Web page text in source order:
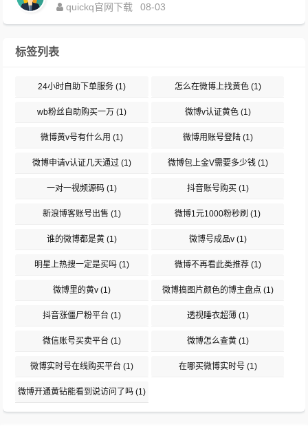
quickq官网下载
08-03
标签列表
24小时自助下单服务 (1) 怎么在微博上找黄色(1)
wb粉丝自助购买一万 (1) 微博v认证黄色(1)
微博黄v号有什么用 (1) 微博用账号登陆(1)
微博申请v认证几天通过 (1) 微博包上金V需要多少钱(1)
一对一视频源码 (1) 抖音账号购买(1)
新浪博客账号出售 (1) 微博1元1000粉秒刷 (1)
谁的微博都是黄 (1) 微博号成品v(1)
明星上热搜一定是买吗 (1) 微博不再看此类推荐(1)
微博里的黄v (1) 微博搞图片颜色的博主盘点 (1)
抖音涨僵尸粉平台 (1) 透视睡衣超薄(1)
微信账号买卖平台 (1) 微博怎么查黄(1)
微博实时号在线购买平台 (1) 在哪买微博实时号(1)
微博开通黄钻能看到说访问了吗 (1)